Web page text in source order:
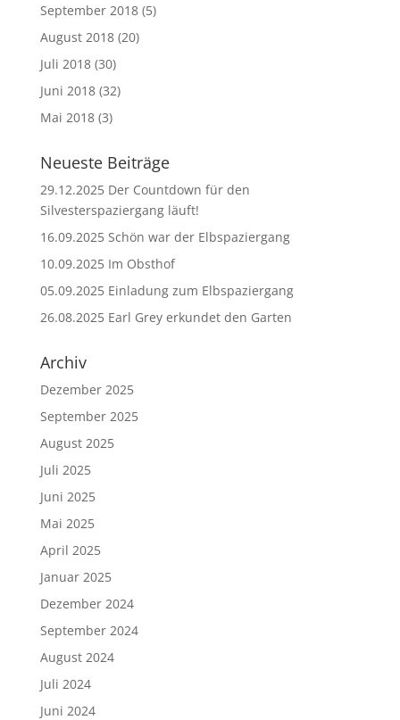
September 2018(5)
August 2018(20)
Juli 2018(30)
Juni 2018(32)
Mai 2018(3)
Neueste Beiträge
29.12.2025 Der Countdown für den
Silvesterspaziergang läuft!
16.09.2025 Schön war der Elbspaziergang
10.09.2025 Im Obsthof
05.09.2025 Einladung zum Elbspaziergang
26.08.2025 Earl Grey erkundet den Garten
Archiv
Dezember 2025
September 2025
August 2025
Juli 2025
Juni 2025
Mai 2025
April 2025
Januar 2025
Dezember 2024
September 2024
August 2024
Juli 2024
Juni 2024